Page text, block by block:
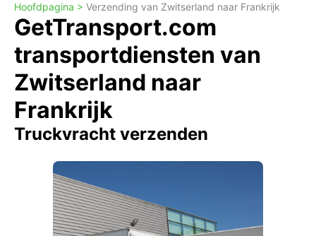
Hoofdpagina > Verzending van Zwitserland naar Frankrijk
GetTransport.com
transportdiensten van
Zwitserland naar
Frankrijk
Truckvracht verzenden